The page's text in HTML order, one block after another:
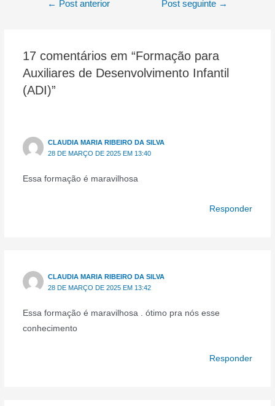
← Post anterior Post seguinte →
17 comentários em “Formação para
Auxiliares de Desenvolvimento Infantil
(ADI)”
CLAUDIA MARIA RIBEIRO DA SILVA
28 DE MARÇO DE 2025 EM 13:40
Essa formação é maravilhosa
Responder
CLAUDIA MARIA RIBEIRO DA SILVA
28 DE MARÇO DE 2025 EM 13:42
Essa formação é maravilhosa . ótimo pra nós esse
conhecimento
Responder